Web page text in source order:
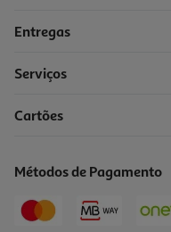
Entregas
Serviços
Cartões
Métodos de Pagamento